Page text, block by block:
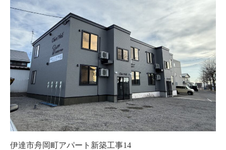
伊達市舟岡町アパート新築工事14